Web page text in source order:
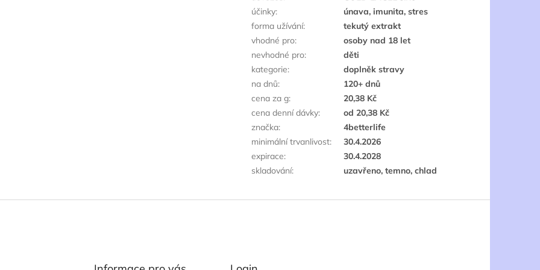
účinky:
únava, imunita, stres
forma užívání:
tekutý extrakt
vhodné pro:
osoby nad 18 let
nevhodné pro:
děti
kategorie:
doplněk stravy
na dnů:
120+ dnů
cena za g:
20,38 Kč
cena denní dávky:
od 20,38 Kč
značka:
4betterlife
minimální trvanlivost:
30.4.2026
expirace:
30.4.2028
skladování: uzavřeno, temno, chlad